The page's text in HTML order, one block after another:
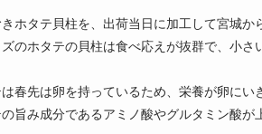
ホタテ貝柱を、出荷当日に加工して宮城か
のホタテの貝柱は食べ応えが抜群で、小さ
春先は卵を持っているため、栄養が卵にい
旨み成分であるアミノ酸やグルタミン酸が